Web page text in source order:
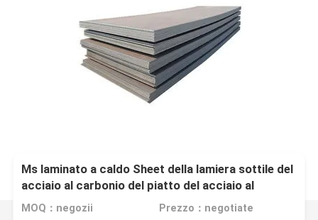
Ms laminato a caldo Sheet della lamiera sottile del
acciaio al carbonio del piatto del acciaio al
carbonio di Q235B
MOQ：negozii Prezzo：negotiate